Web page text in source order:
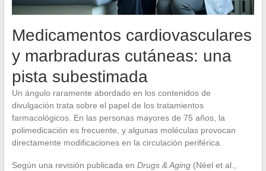
Medicamentos cardiovasculares
y marbraduras cutáneas: una
pista subestimada
Un ángulo raramente abordado en los contenidos de
divulgación trata sobre el papel de los tratamientos
farmacológicos. En las personas mayores de 75 años, la
polimedicación es frecuente, y algunas moléculas provocan
directamente modificaciones en la circulación periférica.
Según una revisión publicada en Drugs & Aging(Néel et al.,